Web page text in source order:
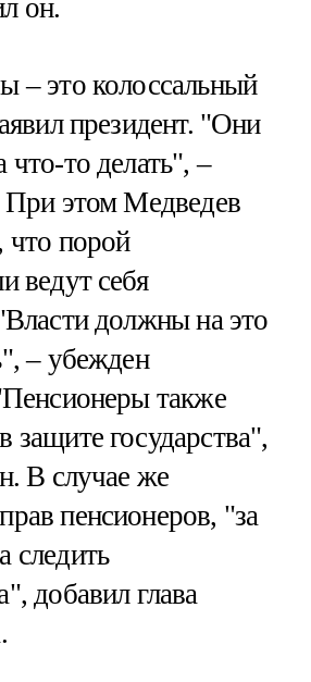
он.
– это колоссальный
президент. "Они
что-то делать", –
При этом Медведев
что порой
ведут себя
должны на это
– убежден
также
защите государства",
В случае же
пенсионеров, "за
следить
добавил глава